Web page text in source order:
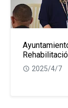
2025/4/7